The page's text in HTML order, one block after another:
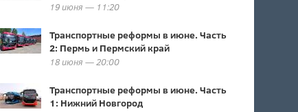
19 июня — 11:20
Транспортные реформы в июне. Часть
2: Пермь и Пермский край
18 июня — 20:00
Транспортные реформы в июне. Часть
1: Нижний Новгород